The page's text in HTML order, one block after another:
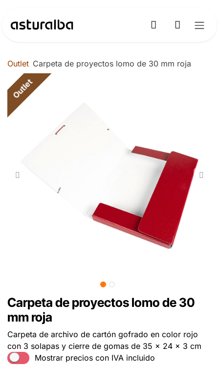
Outlet Carpeta de proyectos lomo de 30 mm roja
Outlet
Carpeta de proyectos lomo de 30
mm roja
Carpeta de archivo de cartón gofrado en color rojo
con 3 solapas y cierre de gomas de 35 x 24 x 3 cm
Mostrar precios con IVA incluido